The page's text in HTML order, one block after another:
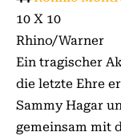
10 X 10
Rhino/Warner
Ein tragischer
die letzte Ehre
Sammy Hagar
gemeinsam mit